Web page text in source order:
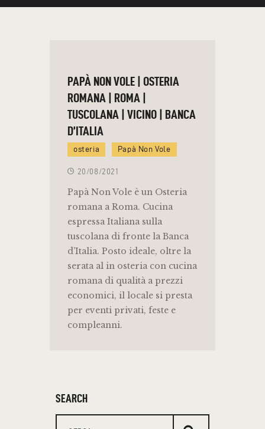
PAPÀ NON VOLE | OSTERIA
ROMANA | ROMA |
TUSCOLANA | VICINO | BANCA
D’ITALIA
osteria Papà Non Vole
20/08/2021
Papà Non Vole è un Osteria
romana a Roma. Cucina
espressa Italiana sulla
tuscolana di fronte la Banca
d’Italia. Posto ideale, oltre la
serata al in osteria con cucina
romana di qualità a prezzi
economici, il locale si presta
per eventi privati, feste e
compleanni.
SEARCH